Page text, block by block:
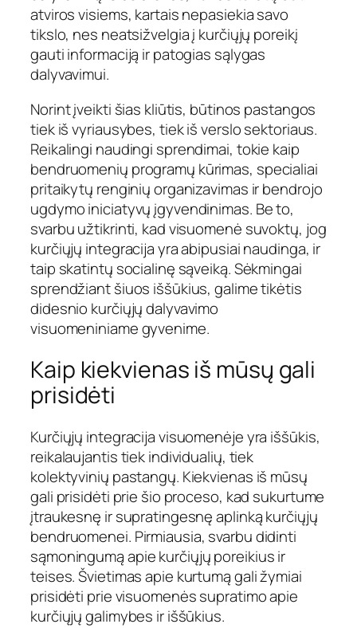
atviros visiems, kartais nepasiekia savo
tikslo, nes neatsižvelgia į kurčiųjų poreikį
gauti informaciją ir patogias sąlygas
dalyvavimui.
Norint įveikti šias kliūtis, būtinos pastangos
tiek iš vyriausybes, tiek iš verslo sektoriaus.
Reikalingi naudingi sprendimai, tokie kaip
bendruomenių programų kūrimas, specialiai
pritaikytų renginių organizavimas ir bendrojo
ugdymo iniciatyvų įgyvendinimas. Be to,
svarbu užtikrinti, kad visuomenė suvoktų, jog
kurčiųjų integracija yra abipusiai naudinga, ir
taip skatintų socialinę sąveiką. Sėkmingai
sprendžiant šiuos iššūkius, galime tikėtis
didesnio kurčiųjų dalyvavimo
visuomeniniame gyvenime.
Kaip kiekvienas iš mūsų gali
prisidėti
Kurčiųjų integracija visuomenėje yra iššūkis,
reikalaujantis tiek individualių, tiek
kolektyvinių pastangų. Kiekvienas iš mūsų
gali prisidėti prie šio proceso, kad sukurtume
įtraukesnę ir supratingesnę aplinką kurčiųjų
bendruomenei. Pirmiausia, svarbu didinti
sąmoningumą apie kurčiųjų poreikius ir
teises. Švietimas apie kurtumą gali žymiai
prisidėti prie visuomenės supratimo apie
kurčiųjų galimybes ir iššūkius.